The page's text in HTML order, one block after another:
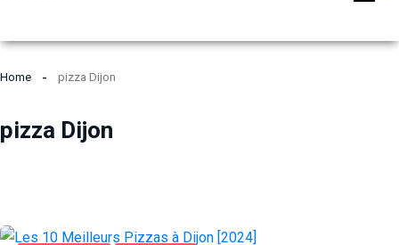
Home pizza Dijon
pizza Dijon